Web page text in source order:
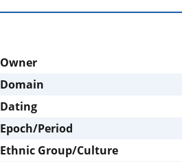
Owner
Domain
Dating
Epoch/Period
Ethnic Group/Culture